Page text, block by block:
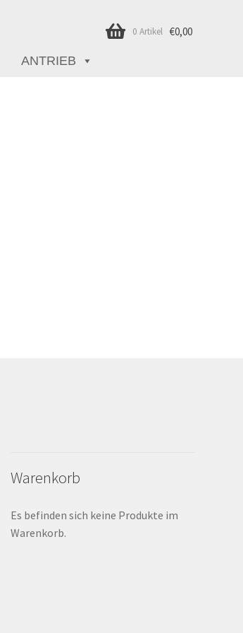
€0,00
0 Artikel
ANTRIEB
Warenkorb
Es befinden sich keine Produkte im
Warenkorb.